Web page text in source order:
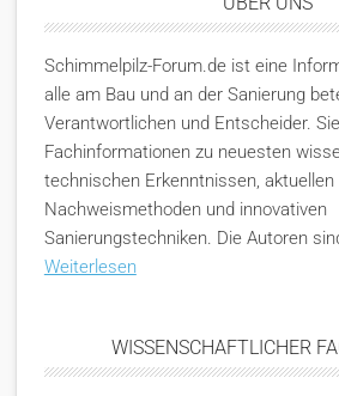
Schimmelpilz-Forum.de ist eine
alle am Bau und an der Sanierung
Verantwortlichen und Entscheider.
Fachinformationen zu neuesten
technischen Erkenntnissen, aktuellen
Nachweismethoden und innovativen
Sanierungstechniken. Die Autoren
Weiterlesen
WISSENSCHAFTLICHER